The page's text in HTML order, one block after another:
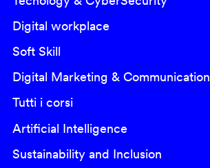
Digital workplace
Soft Skill
Digital Marketing & Communication
Tutti i corsi
Artificial Intelligence
Sustainability and Inclusion